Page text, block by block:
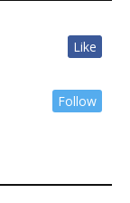
Like
Follow